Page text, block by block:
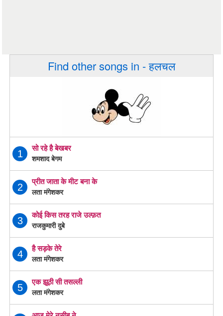
Find other songs in - हलचल
1
सो रहे है बेखबर
शमशाद बेगम
2
प्रीत जाता के मीट बना के
लता मंगेशकर
3
कोई किस तरह राजे उल्फ़त
राजकुमारी दुबे
4
है सड़के तेरे
लता मंगेशकर
5
एक झूठी सी तसल्ली
लता मंगेशकर